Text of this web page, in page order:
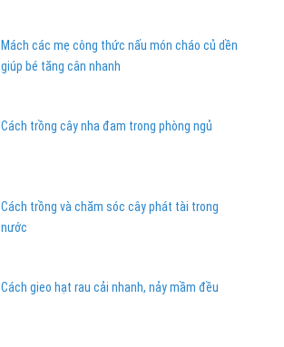
Mách các mẹ công thức nấu món cháo củ dền
giúp bé tăng cân nhanh
Cách trồng cây nha đam trong phòng ngủ
Cách trồng và chăm sóc cây phát tài trong
nước
Cách gieo hạt rau cải nhanh, nảy mầm đều